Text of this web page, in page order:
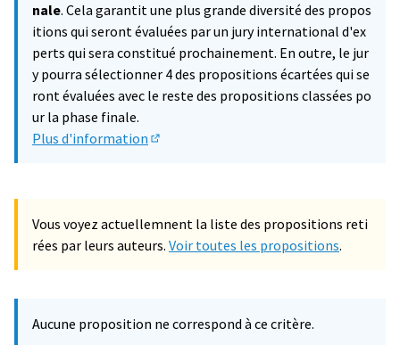
nale. Cela garantit une plus grande diversité des propos
itions qui seront évaluées par un jury international d'ex
perts qui sera constitué prochainement. En outre, le jur
y pourra sélectionner 4 des propositions écartées qui se
ront évaluées avec le reste des propositions classées po
ur la phase finale.
Plus d'information
Vous voyez actuellemnent la liste des propositions reti
rées par leurs auteurs. Voir toutes les propositions.
Aucune proposition ne correspond à ce critère.